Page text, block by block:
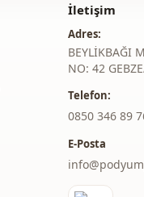
İspanyol kol
Kemerli
Günlük
İletişim
Adres:
BEYLİKBAĞI
NO: 42
Telefon:
‎0850 346 89
E-Posta